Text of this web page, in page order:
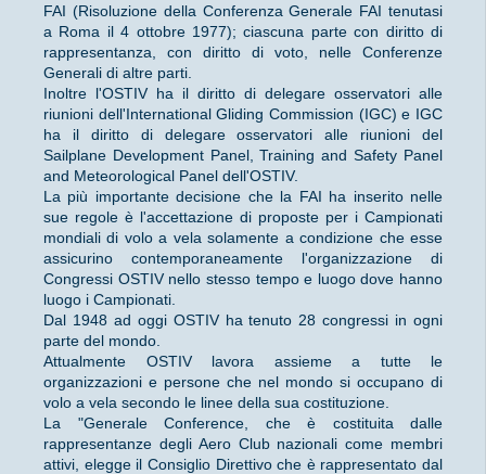
FAI (Risoluzione della Conferenza Generale FAI tenutasi
a Roma il 4 ottobre 1977); ciascuna parte con diritto di
rappresentanza, con diritto di voto, nelle Conferenze
Generali di altre parti.
Inoltre l'OSTIV ha il diritto di delegare osservatori alle
riunioni dell'International Gliding Commission (IGC) e IGC
ha il diritto di delegare osservatori alle riunioni del
Sailplane Development Panel, Training and Safety Panel
and Meteorological Panel dell'OSTIV.
La più importante decisione che la FAI ha inserito nelle
sue regole è l'accettazione di proposte per i Campionati
mondiali di volo a vela solamente a condizione che esse
assicurino contemporaneamente l'organizzazione di
Congressi OSTIV nello stesso tempo e luogo dove hanno
luogo i Campionati.
Dal 1948 ad oggi OSTIV ha tenuto 28 congressi in ogni
parte del mondo.
Attualmente OSTIV lavora assieme a tutte le
organizzazioni e persone che nel mondo si occupano di
volo a vela secondo le linee della sua costituzione.
La "Generale Conference, che è costituita dalle
rappresentanze degli Aero Club nazionali come membri
attivi, elegge il Consiglio Direttivo che è rappresentato dal